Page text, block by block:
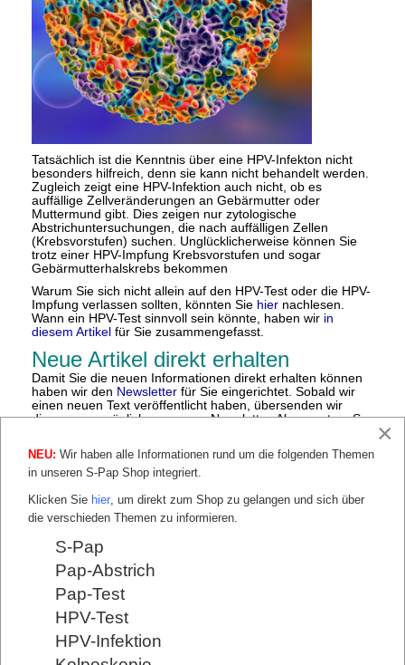
Tatsächlich ist die Kenntnis über eine HPV-Infekton nicht
besonders hilfreich, denn sie kann nicht behandelt werden.
Zugleich zeigt eine HPV-Infektion auch nicht, ob es
auffällige Zellveränderungen an Gebärmutter oder
Muttermund gibt. Dies zeigen nur zytologische
Abstrichuntersuchungen, die nach auffälligen Zellen
(Krebsvorstufen) suchen. Unglücklicherweise können Sie
trotz einer HPV-Impfung Krebsvorstufen und sogar
Gebärmutterhalskrebs bekommen
Warum Sie sich nicht allein auf den HPV-Test oder die HPV-
Impfung verlassen sollten, könnten Sie hier nachlesen.
Wann ein HPV-Test sinnvoll sein könnte, haben wir in
diesem Artikel für Sie zusammengefasst.
Neue Artikel direkt erhalten
Damit Sie die neuen Informationen direkt erhalten können
haben wir den Newsletter für Sie eingerichtet. Sobald wir
einen neuen Text veröffentlicht haben, übersenden wir
diesen unverzüglich an unsere Newsletter-Abonnenten. So
gut informiert.
Wir möchten Sie unterstützen,
damit Sie gesund werden und
gesund bleiben
Unsere Website richtet sich an Frauen und Frauenärzte:
Für Frauen, die sich gut informiert für Ihre Gesundheit
selbst entscheidenmöchten und für Frauenärzte, die für
Ihre Patientinnen die beste Methode bei Vorsorge möchten.
Damit Sie eine Entscheidung treffen können, was für Ihre
Gesundheit das Beste wäre, müssten Sie gut informiert
wissenschaftlichen Untersuchungen, wie schwierig es ist,
verlässliche, verständliche und vollständige Informationen
×
NEU: Wir haben alle Informationen rund um die folgenden Themen
in unseren S-Pap Shop integriert.
Klicken Sie hier , um direkt zum Shop zu gelangen und sich über
die verschieden Themen zu informieren.
S-Pap
Pap-Abstrich
Pap-Test
HPV-Test
HPV-Infektion